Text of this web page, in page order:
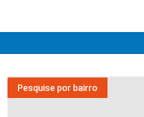
Pesquise por bairro